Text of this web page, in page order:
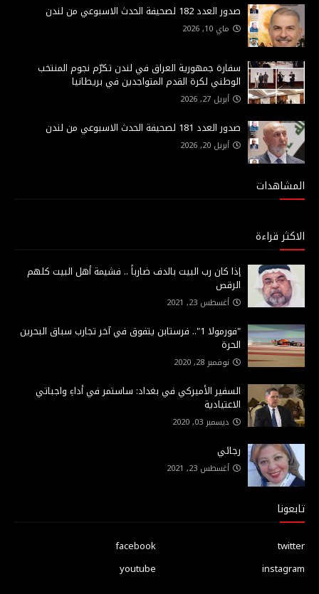
صدور العدد 182 لصحيفة الحدث الاسبوعي من لندن
ماي 10, 2026
سفارة جمهورية العراق في لندن تكرّم نجوم المنتخب
الوطني لكرة القدم المتواجدين في بريطانيا
أبريل 27, 2026
صدور العدد 181 لصحيفة الحدث الاسبوعي من لندن
أبريل 20, 2026
المشاهدات
الاكثر قراءة
إذا كان رب البيت بالدف ضارباً .. فشيمة أهل البيت كلهم
الرقص
أغسطس 23, 2021
"فورمولا 1".. فرستابن يتفوق في آخر تجارب سباق البحرين
الحرة
نوفمبر 28, 2020
السفير الأميركي في بغداد: ساستمر في أداءِ واجباتي
الاعتيادية
ديسمبر 03, 2020
رجائي
أغسطس 23, 2021
تابعونا
facebook
twitter
youtube
instagram